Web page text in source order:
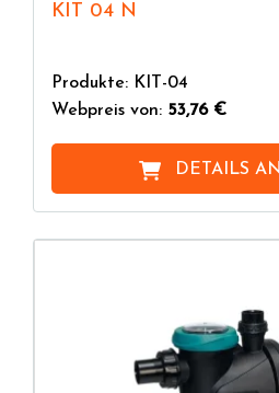
KIT 04 N
Produkte: KIT-04
Webpreis von: 53,76 €
DETAILS